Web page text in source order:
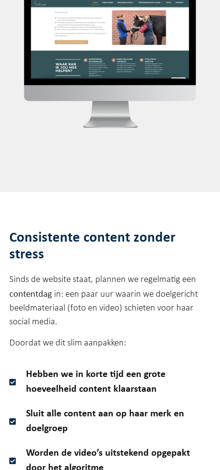
Consistente content zonder
stress
Sinds de website staat, plannen we regelmatig een
contentdagin: een paar uur waarin we doelgericht
beeldmateriaal (foto en video) schieten voor haar
social media.
Doordat we dit slim aanpakken:
Hebben we in korte tijd een grote
hoeveelheid content klaarstaan
Sluit alle content aan op haar merk en
doelgroep
Worden de video’s uitstekend opgepakt